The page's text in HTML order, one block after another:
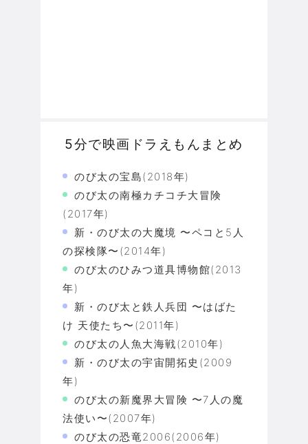
5分で映画ドラえもんまとめ
のび太の宝島(2018年)
のび太の南極カチコチ大冒険
(2017年)
新・のび太の大魔境 〜ペコと5人
の探検隊〜(2014年)
のび太のひみつ道具博物館(2013
年)
新・のび太と鉄人兵団 〜はばた
け 天使たち〜(2011年)
のび太の人魚大海戦(2010年)
新・のび太の宇宙開拓史(2009
年)
のび太の新魔界大冒険 〜7人の魔
法使い〜(2007年)
のび太の恐竜2006(2006年)